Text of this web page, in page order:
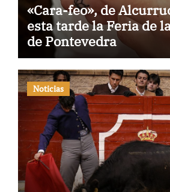
«Cara-feo», de
esta tarde la Feria de
de Pontevedra
Noticias